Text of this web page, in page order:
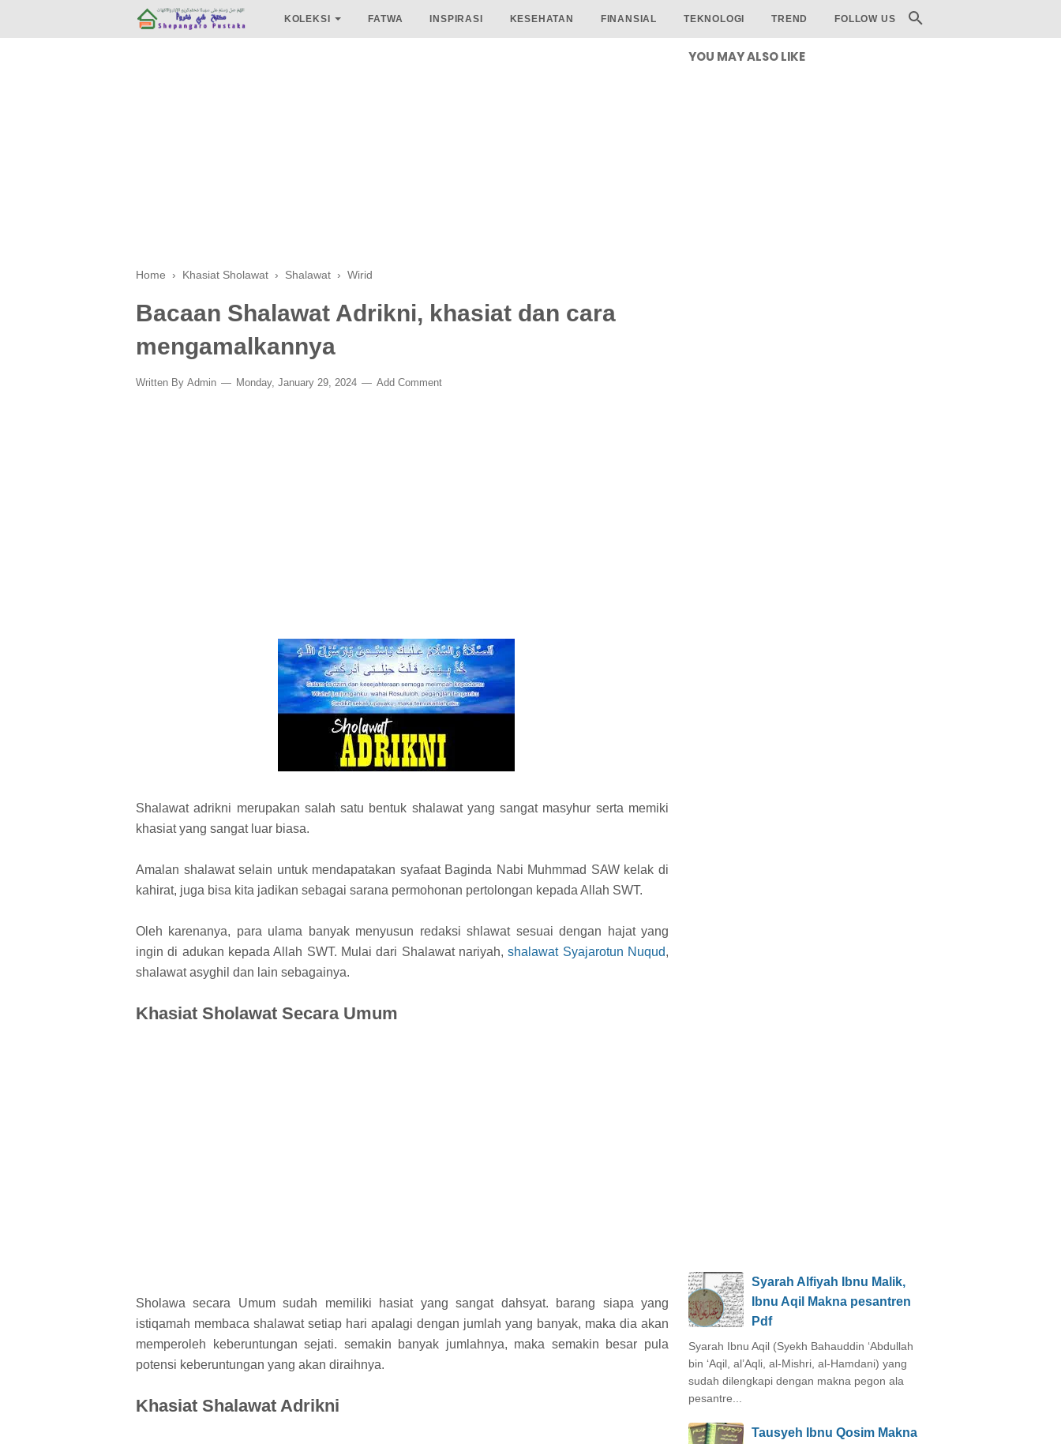
KOLEKSI FATWA INSPIRASI KESEHATAN FINANSIAL TEKNOLOGI TREND FOLLOW US
Home › Khasiat Sholawat › Shalawat › Wirid
Bacaan Shalawat Adrikni, khasiat dan cara
mengamalkannya
Written By Admin Monday, January 29, 2024 Add Comment
Shalawat adrikni merupakan salah satu bentuk shalawat yang sangat masyhur serta memiki
khasiat yang sangat luar biasa.
Amalan shalawat selain untuk mendapatakan syafaat Baginda Nabi Muhmmad SAW kelak di
kahirat, juga bisa kita jadikan sebagai sarana permohonan pertolongan kepada Allah SWT.
Oleh karenanya, para ulama banyak menyusun redaksi shlawat sesuai dengan hajat yang
ingin di adukan kepada Allah SWT. Mulai dari Shalawat nariyah,shalawat Syajarotun Nuqud,
shalawat asyghil dan lain sebagainya.
Khasiat Sholawat Secara Umum
Sholawa secara Umum sudah memiliki hasiat yang sangat dahsyat. barang siapa yang
istiqamah membaca shalawat setiap hari apalagi dengan jumlah yang banyak, maka dia akan
memperoleh keberuntungan sejati. semakin banyak jumlahnya, maka semakin besar pula
potensi keberuntungan yang akan diraihnya.
Khasiat Shalawat Adrikni
YOU MAY ALSO LIKE
Syarah Alfiyah Ibnu Malik,
Ibnu Aqil Makna pesantren
Pdf
Syarah Ibnu Aqil (Syekh Bahauddin ‘Abdullah
bin ‘Aqil, al’Aqli, al-Mishri, al-Hamdani) yang
sudah dilengkapi dengan makna pegon ala
pesantre...
Tausyeh Ibnu Qosim Makna